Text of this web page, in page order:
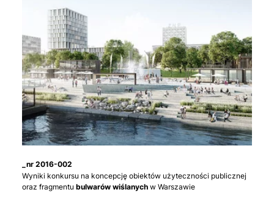
_nr 2016-002
Wyniki konkursu na koncepcję obiektów użyteczności publicznej
oraz fragmentu bulwarów wiślanych w Warszawie